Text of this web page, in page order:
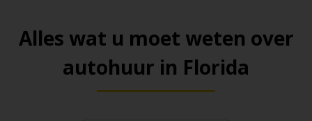
Alles wat u moet weten over
autohuur in Florida